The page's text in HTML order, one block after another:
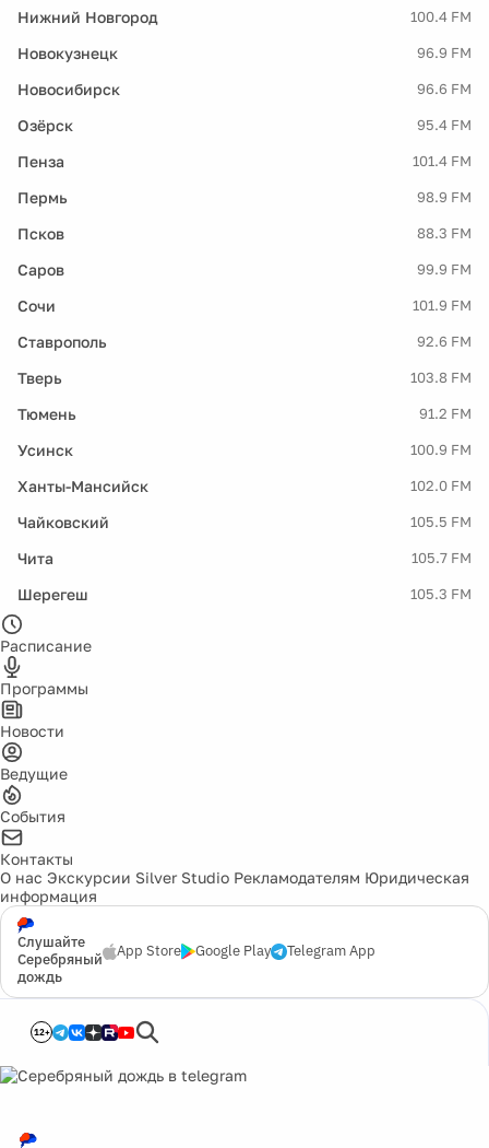
Нижний Новгород 100.4 FM
Новокузнецк 96.9 FM
Новосибирск 96.6 FM
Озёрск 95.4 FM
Пенза 101.4 FM
Пермь 98.9 FM
Псков 88.3 FM
Саров 99.9 FM
Сочи 101.9 FM
Ставрополь 92.6 FM
Тверь 103.8 FM
Тюмень 91.2 FM
Усинск 100.9 FM
Ханты-Мансийск 102.0 FM
Чайковский 105.5 FM
Чита 105.7 FM
Шерегеш 105.3 FM
Расписание
Программы
Новости
Ведущие
События
Контакты
О нас Экскурсии Silver Studio Рекламодателям Юридическая
информация
Слушайте
Серебряный
дождь
App Store Google Play Telegram App
12+